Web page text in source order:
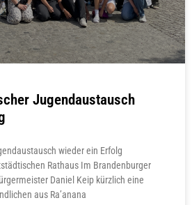
Jugendaustausch
wieder ein Erfolg
Rathaus Im Brandenburger
Daniel Keip kürzlich eine
aus Ra’anana